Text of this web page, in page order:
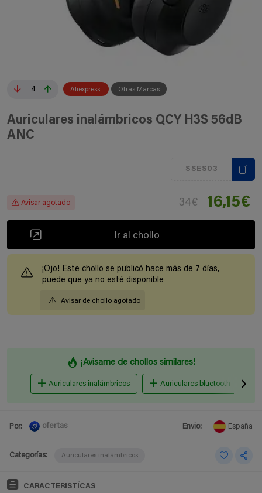
4 Aliexpress Otras Marcas
Auriculares inalámbricos QCY H3S 56dB
ANC
SSES03
Avisar agotado 34€ 16,15€
Ir al chollo
¡Ojo! Este chollo se publicó hace más de 7 días,
puede que ya no esté disponible
Avisar de chollo agotado
¡Avisame de chollos similares!
Auriculares inalámbricos Auriculares bluetooth
Por: ofertas Envio: España
Categorías: Auriculares inalámbricos
CARACTERISTÍCAS